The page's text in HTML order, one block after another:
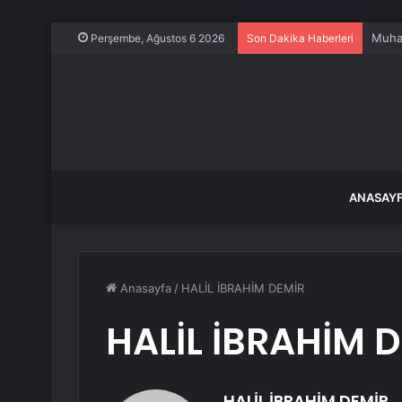
Perşembe, Ağustos 6 2026 Son Dakika Haberleri
Anasayfa / HALİL İBRAHİM DEMİR
HALİL İBRAHİM